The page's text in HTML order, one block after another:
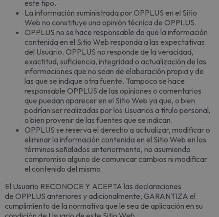
este tipo.
La información suministrada por OPPLUS en el Sitio
Web no constituye una opinión técnica de OPPLUS.
OPPLUS no se hace responsable de que la información
contenida en el Sitio Web responda a las expectativas
del Usuario. OPPLUS no responde de la veracidad,
exactitud, suficiencia, integridad o actualización de las
informaciones que no sean de elaboración propia y de
las que se indique otra fuente. Tampoco se hace
responsable OPPLUS de las opiniones o comentarios
que puedan aparecer en el Sitio Web ya que, o bien
podrían ser realizadas por los Usuarios a título personal,
o bien provenir de las fuentes que se indican.
OPPLUS se reserva el derecho a actualizar, modificar o
eliminar la información contenida en el Sitio Web en los
términos señalados anteriormente, no asumiendo
compromiso alguno de comunicar cambios ni modificar
el contenido del mismo.
El Usuario RECONOCE Y ACEPTA las declaraciones
de OPPLUS anteriores y adicionalmente, GARANTIZA el
cumplimiento de la normativa que le sea de aplicación en su